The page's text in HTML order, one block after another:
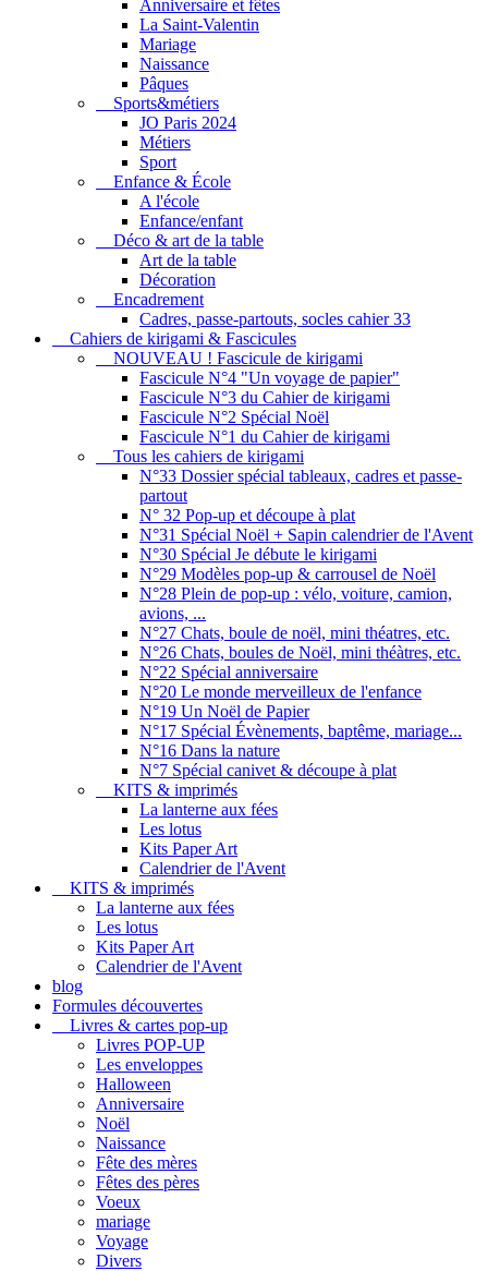
Anniversaire et fêtes
La Saint-Valentin
Mariage
Naissance
Pâques
Sports&métiers
JO Paris 2024
Métiers
Sport
Enfance & École
A l'école
Enfance/enfant
Déco & art de la table
Art de la table
Décoration
Encadrement
Cadres, passe-partouts, socles cahier 33
Cahiers de kirigami & Fascicules
NOUVEAU ! Fascicule de kirigami
Fascicule N°4 "Un voyage de papier"
Fascicule N°3 du Cahier de kirigami
Fascicule N°2 Spécial Noël
Fascicule N°1 du Cahier de kirigami
Tous les cahiers de kirigami
N°33 Dossier spécial tableaux, cadres et passe-
partout
N° 32 Pop-up et découpe à plat
N°31 Spécial Noël + Sapin calendrier de l'Avent
N°30 Spécial Je débute le kirigami
N°29 Modèles pop-up & carrousel de Noël
N°28 Plein de pop-up : vélo, voiture, camion,
avions, ...
N°27 Chats, boule de noël, mini théatres, etc.
N°26 Chats, boules de Noël, mini théàtres, etc.
N°22 Spécial anniversaire
N°20 Le monde merveilleux de l'enfance
N°19 Un Noël de Papier
N°17 Spécial Évènements, baptême, mariage...
N°16 Dans la nature
N°7 Spécial canivet & découpe à plat
KITS & imprimés
La lanterne aux fées
Les lotus
Kits Paper Art
Calendrier de l'Avent
KITS & imprimés
La lanterne aux fées
Les lotus
Kits Paper Art
Calendrier de l'Avent
blog
Formules découvertes
Livres & cartes pop-up
Livres POP-UP
Les enveloppes
Halloween
Anniversaire
Noël
Naissance
Fête des mères
Fêtes des pères
Voeux
mariage
Voyage
Divers